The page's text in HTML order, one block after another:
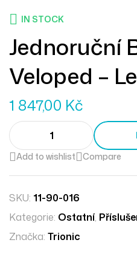
IN STOCK
Jednoruční
Veloped –
1 847,00 Kč
Add to wishlist
Compare
SKU: 11-90-016
Kategorie: Ostatní,
Značka: Trionic